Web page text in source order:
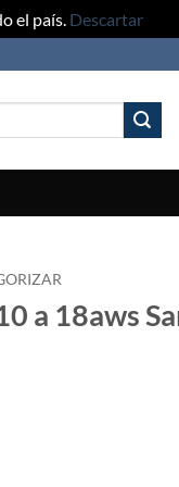
el país. Descartar
a 18aws